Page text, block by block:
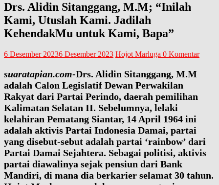
Drs. Alidin Sitanggang, M.M; “Inilah
Kami, Utuslah Kami. Jadilah
KehendakMu untuk Kami, Bapa”
6 Desember 20236 Desember 2023 Hojot Marluga 0 Komentar
suaratapian.com-Drs. Alidin Sitanggang, M.M
adalah Calon Legislatif Dewan Perwakilan
Rakyat dari Partai Perindo, daerah pemilihan
Kalimatan Selatan II. Sebelumnya, lelaki
kelahiran Pematang Siantar, 14 April 1964 ini
adalah aktivis Partai Indonesia Damai, partai
yang disebut-sebut adalah partai ‘rainbow’ dari
Partai Damai Sejahtera. Sebagai politisi, aktivis
partai diawalinya sejak pensiun dari Bank
Mandiri, di mana dia berkarier selamat 30 tahun.